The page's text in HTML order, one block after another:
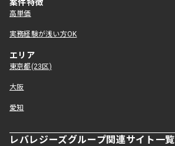
案件特徴
高単価
実務経験が浅い方OK
エリア
東京都(23区)
大阪
愛知
レバレジーズグループ関連サイト一覧